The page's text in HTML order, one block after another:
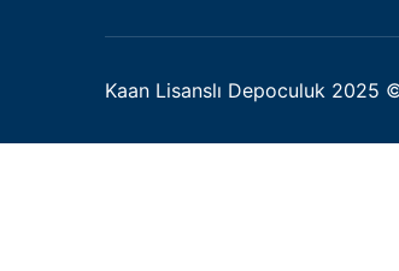
Kaan Lisanslı Depoculuk 2025 ©